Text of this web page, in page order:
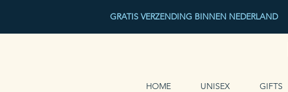
GRATIS VERZENDING BINNEN NEDERLAND
HOME UNISEX GIFTS